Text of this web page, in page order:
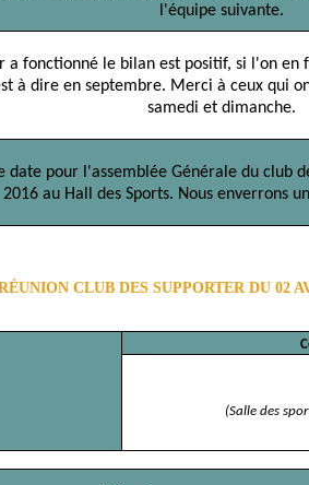
l'équipe suivante.
a fonctionné le bilan est positif, si l'on
à dire en septembre. Merci à ceux qui
samedi et dimanche.
date pour l'assemblée Générale du club
2016 au Hall des Sports. Nous enverrons
CLUB DES SUPPORTER DU 02
(Salle des